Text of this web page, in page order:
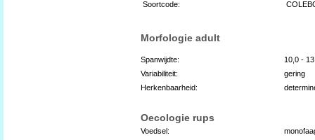
Soortcode:
Morfologie adult
Spanwijdte:
10,0 -
Variabiliteit:
gering
Herkenbaarheid:
Oecologie rups
Voedsel: